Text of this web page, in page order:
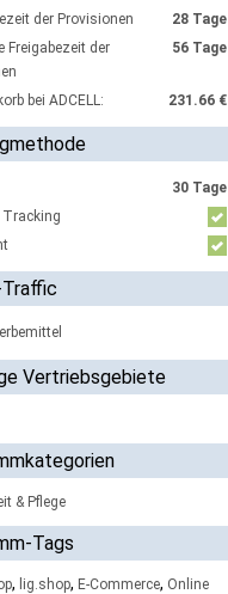
der Provisionen
28 Tage
Freigabezeit der
56 Tage
bei ADCELL: 231.66 €
30 Tage
Vertriebsgebiete
& Pflege
Tags
, lig.shop, E-Commerce, Online